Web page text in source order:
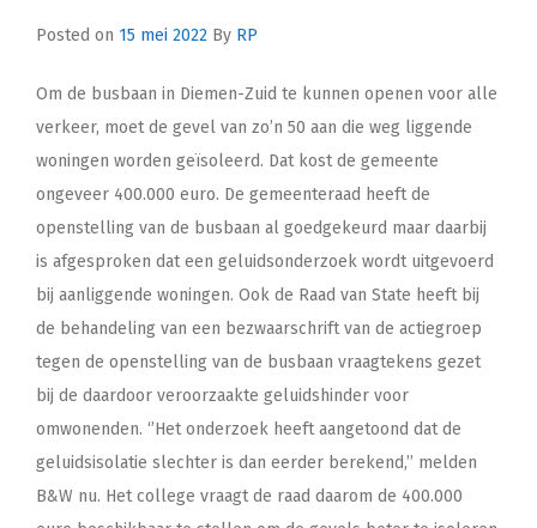
Posted on 15 mei 2022 By RP
Om de busbaan in Diemen-Zuid te kunnen openen voor alle
verkeer, moet de gevel van zo’n 50 aan die weg liggende
woningen worden geïsoleerd. Dat kost de gemeente
ongeveer 400.000 euro. De gemeenteraad heeft de
openstelling van de busbaan al goedgekeurd maar daarbij
is afgesproken dat een geluidsonderzoek wordt uitgevoerd
bij aanliggende woningen. Ook de Raad van State heeft bij
de behandeling van een bezwaarschrift van de actiegroep
tegen de openstelling van de busbaan vraagtekens gezet
bij de daardoor veroorzaakte geluidshinder voor
omwonenden. ‘’Het onderzoek heeft aangetoond dat de
geluidsisolatie slechter is dan eerder berekend,’’ melden
B&W nu. Het college vraagt de raad daarom de 400.000